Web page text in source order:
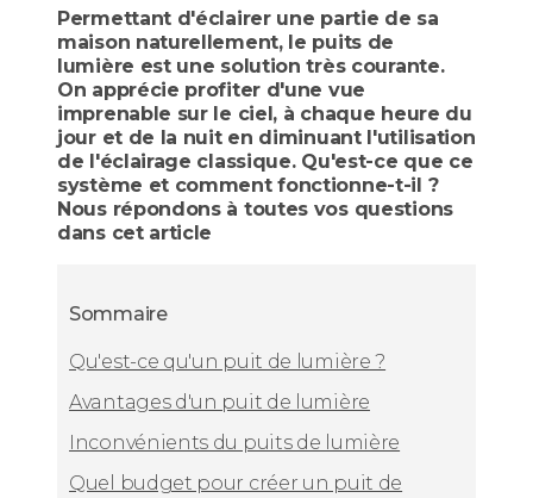
Permettant d'éclairer une partie de sa
maison naturellement, le puits de
lumière est une solution très courante.
On apprécie profiter d'une vue
imprenable sur le ciel, à chaque heure du
jour et de la nuit en diminuant l'utilisation
de l'éclairage classique. Qu'est-ce que ce
système et comment fonctionne-t-il ?
Nous répondons à toutes vos questions
dans cet article
Sommaire
Qu'est-ce qu'un puit de lumière ?
Avantages d'un puit de lumière
Inconvénients du puits de lumière
Quel budget pour créer un puit de